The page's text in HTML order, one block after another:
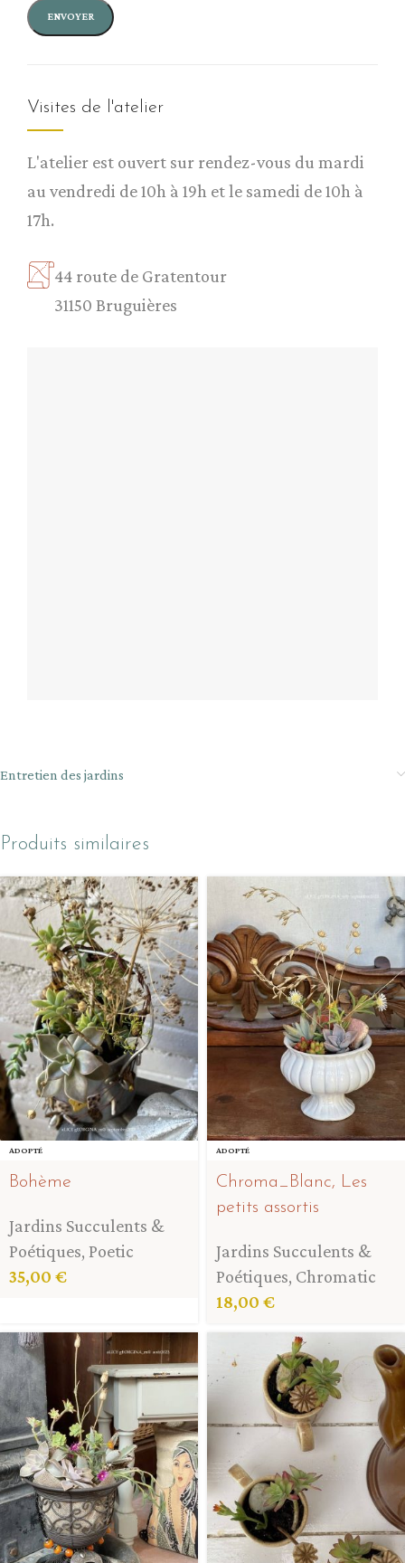
Visites de l'atelier
L'atelier est ouvert sur rendez-vous du mardi
au vendredi de 10h à 19h et le samedi de 10h à
17h.
44 route de Gratentour
31150 Bruguières
Entretien des jardins
Produits similaires
ADOPTÉ
Bohème
Jardins Succulents &
Poétiques, Poetic
35,00 €
ADOPTÉ
Chroma_Blanc, Les
petits assortis
Jardins Succulents &
Poétiques, Chromatic
18,00 €